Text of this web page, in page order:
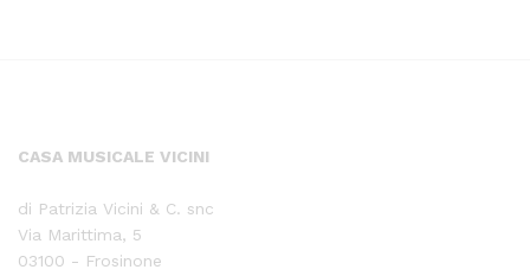
CASA MUSICALE VICINI
di Patrizia Vicini & C. snc
Via Marittima, 5
03100 - Frosinone